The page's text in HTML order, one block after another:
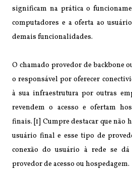
significam na prática o
computadores e a oferta ao
demais funcionalidades.
O chamado provedor de backbone
o responsável por oferecer
à sua infraestrutura por outras
revendem o acesso e ofertam
finais. [1] Cumpre destacar que não
usuário final e esse tipo de
conexão do usuário à rede se
provedor de acesso ou hospedagem.